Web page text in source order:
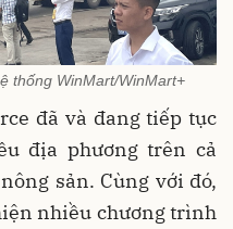
thống WinMart/WinMart+
đã và đang tiếp tục
địa phương trên cả
sản. Cùng với đó,
nhiều chương trình